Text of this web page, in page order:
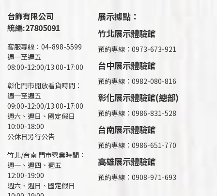
台飾有限公司
統編:27805091
客服專線：04-898-5599
週一至週五
08:00-12:00/13:00-17:00
彰化門市開放看貨時間：
週一至週五
09:00-12:00/13:00-17:00
週六、週日、國定假日
10:00-18:00
公休日另行公告
竹北/台南 門市營業時間：
週一、週四、週五
12:00-19:00
週六、週日、國定假日
展示據點：
竹北展示體驗館
預約專線：0973-673-921
台中展示體驗館
預約專線：0982-080-816
彰化展示體驗館(總部)
預約專線： 0986-831-528
台南展示體驗館
預約專線：0986-651-770
高雄展示體驗館
預約專線： 0908-971-693